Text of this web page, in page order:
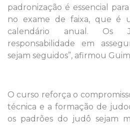
padronização é essencial
no exame de faixa, que é
calendário anual. Os
responsabilidade em
sejam seguidos”, afirmou
O curso reforça o
técnica e a formação de
os padrões do judô sejam